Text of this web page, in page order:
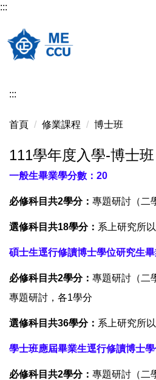
跳
主
要
區
:::
:::
首頁 修業課程 博士班
111學年度入學-博士班
一般生畢業學分數：20
必修科目共2學分： 專題研討（二
選修科目共18學分： 系上研究所
碩士生逕行修讀博士學位研究生
必修科目共2學分： 專題研討（二
專題研討，各1學分
選修科目共36學分： 系上研究所
學士班應屆畢業生逕行修讀博士
必修科目共2學分： 專題研討（二